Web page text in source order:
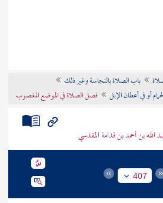
باب الصلاة بالنجاسة وغير ذلك
أو في أعطان الإبل
فصل الصلاة في الموضع المغصوب
الله بن أحمد بن قدامة المقدسي
407